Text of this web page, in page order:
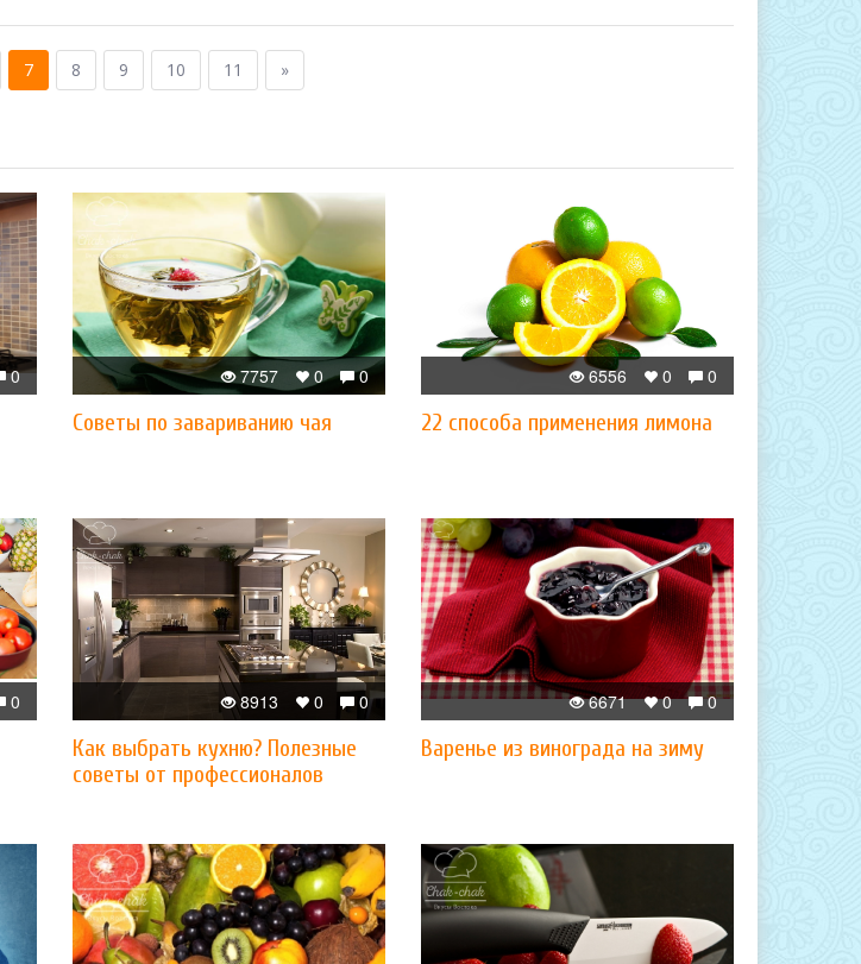
7 8 9 10 11 »
0 0
0
7757
Советы по завариванию чая
0
0
6556
22 способа применения лимона
0 0
0
8913
Как выбрать кухню? Полезные
советы от профессионалов
0
0
6671
Варенье из винограда на зиму